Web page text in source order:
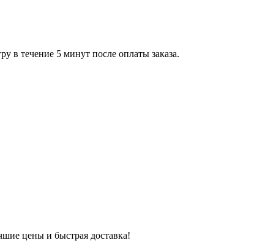
в течение 5 минут после оплаты заказа.
цены и быстрая доставка!